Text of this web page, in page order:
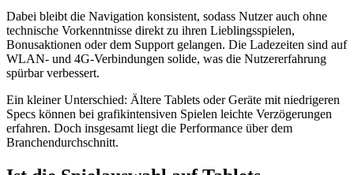
Dabei bleibt die Navigation konsistent, sodass Nutzer auch ohne
technische Vorkenntnisse direkt zu ihren Lieblingsspielen,
Bonusaktionen oder dem Support gelangen. Die Ladezeiten sind auf
WLAN- und 4G-Verbindungen solide, was die Nutzererfahrung
spürbar verbessert.
Ein kleiner Unterschied: Ältere Tablets oder Geräte mit niedrigeren
Specs können bei grafikintensiven Spielen leichte Verzögerungen
erfahren. Doch insgesamt liegt die Performance über dem
Branchendurchschnitt.